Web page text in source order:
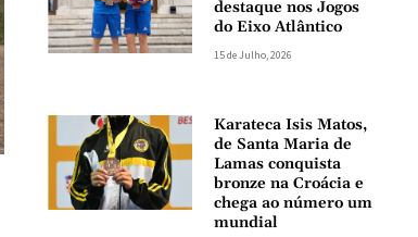
destaque nos Jogos
do Eixo Atlântico
15 de Julho, 2026
Karateca Isis Matos,
de Santa Maria de
Lamas conquista
bronze na Croácia e
chega ao número um
mundial